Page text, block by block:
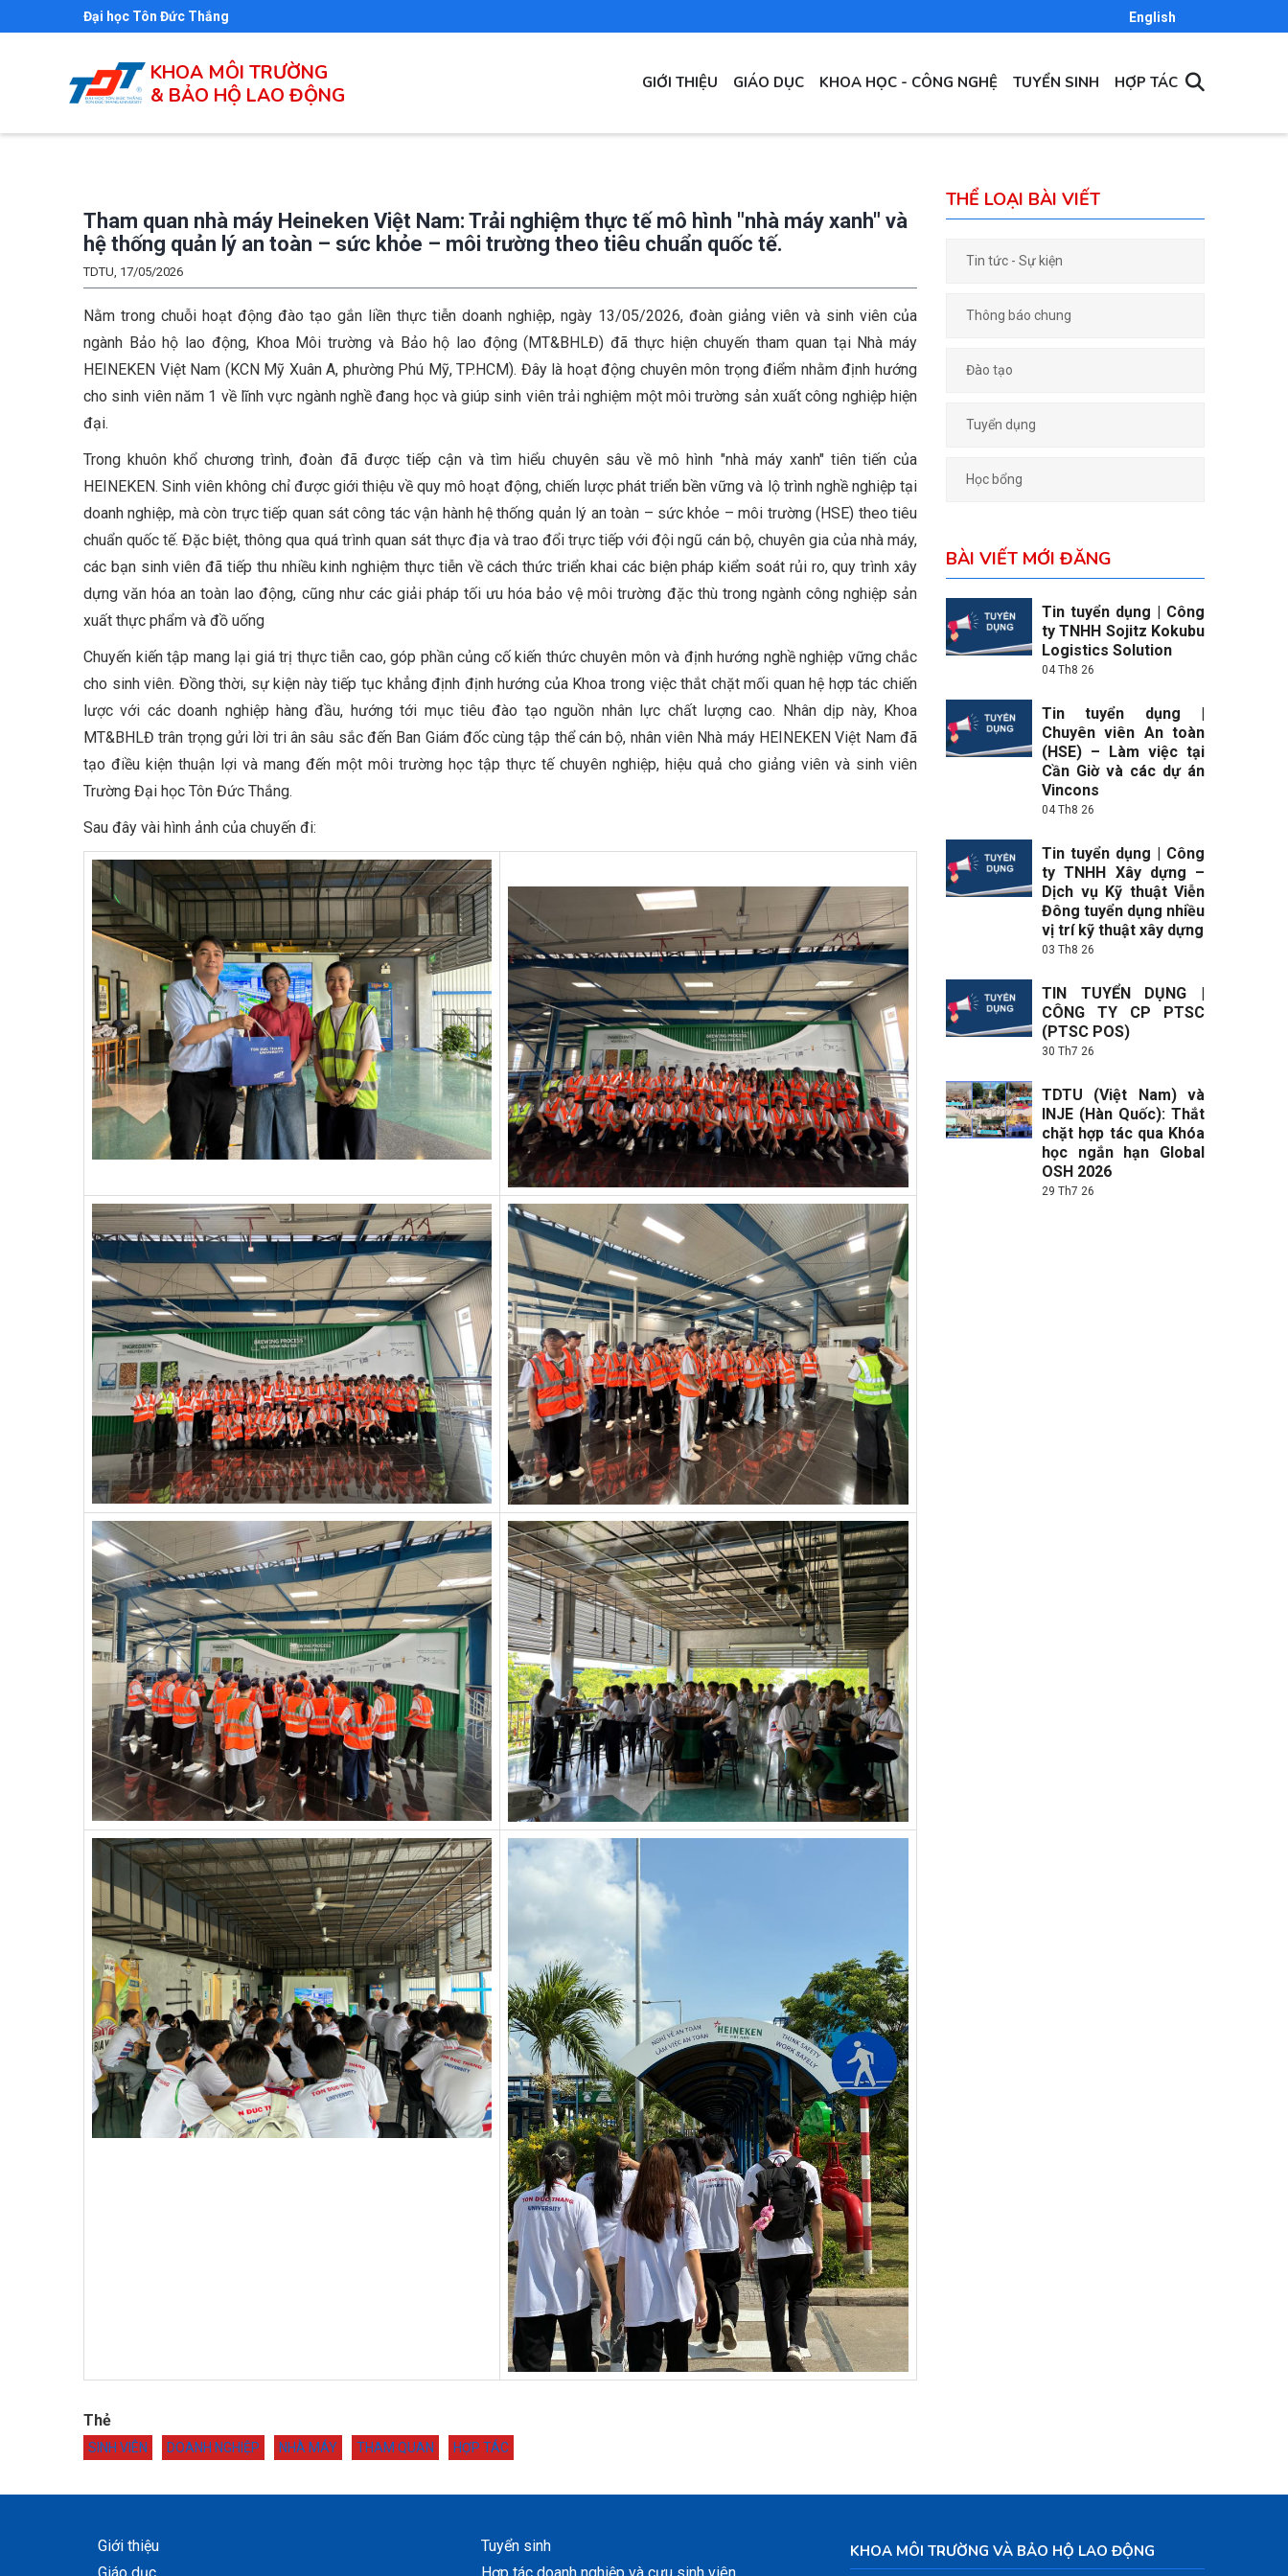
Đại học Tôn Đức Thắng English
KHOA MÔI TRƯỜNG
& BẢO HỘ LAO ĐỘNG
MAIN
NAVIGATION
GIỚI THIỆU GIÁO DỤC KHOA HỌC - CÔNG NGHỆ TUYỂN SINH HỢP TÁC
Tham quan nhà máy Heineken Việt Nam: Trải nghiệm thực tế mô hình "nhà máy xanh" và
hệ thống quản lý an toàn – sức khỏe – môi trường theo tiêu chuẩn quốc tế.
TDTU, 17/05/2026
Nằm trong chuỗi hoạt động đào tạo gắn liền thực tiễn doanh nghiệp, ngày 13/05/2026, đoàn giảng viên và sinh viên của
ngành Bảo hộ lao động, Khoa Môi trường và Bảo hộ lao động (MT&BHLĐ) đã thực hiện chuyến tham quan tại Nhà máy
HEINEKEN Việt Nam (KCN Mỹ Xuân A, phường Phú Mỹ, TP.HCM). Đây là hoạt động chuyên môn trọng điểm nhằm định hướng
cho sinh viên năm 1 về lĩnh vực ngành nghề đang học và giúp sinh viên trải nghiệm một môi trường sản xuất công nghiệp hiện
đại.
Trong khuôn khổ chương trình, đoàn đã được tiếp cận và tìm hiểu chuyên sâu về mô hình "nhà máy xanh" tiên tiến của
HEINEKEN. Sinh viên không chỉ được giới thiệu về quy mô hoạt động, chiến lược phát triển bền vững và lộ trình nghề nghiệp tại
doanh nghiệp, mà còn trực tiếp quan sát công tác vận hành hệ thống quản lý an toàn – sức khỏe – môi trường (HSE) theo tiêu
chuẩn quốc tế. Đặc biệt, thông qua quá trình quan sát thực địa và trao đổi trực tiếp với đội ngũ cán bộ, chuyên gia của nhà máy,
các bạn sinh viên đã tiếp thu nhiều kinh nghiệm thực tiễn về cách thức triển khai các biện pháp kiểm soát rủi ro, quy trình xây
dựng văn hóa an toàn lao động, cũng như các giải pháp tối ưu hóa bảo vệ môi trường đặc thù trong ngành công nghiệp sản
xuất thực phẩm và đồ uống
Chuyến kiến tập mang lại giá trị thực tiễn cao, góp phần củng cố kiến thức chuyên môn và định hướng nghề nghiệp vững chắc
cho sinh viên. Đồng thời, sự kiện này tiếp tục khẳng định định hướng của Khoa trong việc thắt chặt mối quan hệ hợp tác chiến
lược với các doanh nghiệp hàng đầu, hướng tới mục tiêu đào tạo nguồn nhân lực chất lượng cao. Nhân dịp này, Khoa
MT&BHLĐ trân trọng gửi lời tri ân sâu sắc đến Ban Giám đốc cùng tập thể cán bộ, nhân viên Nhà máy HEINEKEN Việt Nam đã
tạo điều kiện thuận lợi và mang đến một môi trường học tập thực tế chuyên nghiệp, hiệu quả cho giảng viên và sinh viên
Trường Đại học Tôn Đức Thắng.
Sau đây vài hình ảnh của chuyến đi:
Thẻ
SINH VIÊN DOANH NGHIỆP NHÀ MÁY THAM QUAN HỢP TÁC
THỂ LOẠI BÀI VIẾT
Tin tức - Sự kiện
Thông báo chung
Đào tạo
Tuyển dụng
Học bổng
BÀI VIẾT MỚI ĐĂNG
Tin tuyển dụng | Công
ty TNHH Sojitz Kokubu
Logistics Solution
04 Th8 26
Tin tuyển dụng |
Chuyên viên An toàn
(HSE) – Làm việc tại
Cần Giờ và các dự án
Vincons
04 Th8 26
Tin tuyển dụng | Công
ty TNHH Xây dựng –
Dịch vụ Kỹ thuật Viễn
Đông tuyển dụng nhiều
vị trí kỹ thuật xây dựng
03 Th8 26
TIN TUYỂN DỤNG |
CÔNG TY CP PTSC
(PTSC POS)
30 Th7 26
TDTU (Việt Nam) và
INJE (Hàn Quốc): Thắt
chặt hợp tác qua Khóa
học ngắn hạn Global
OSH 2026
29 Th7 26
Giới thiệu
Tuyển sinh
KHOA MÔI TRƯỜNG VÀ BẢO HỘ LAO ĐỘNG